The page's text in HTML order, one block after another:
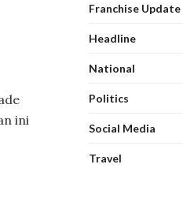
ini
Franchise Update
Headline
National
Politics
Social Media
Travel